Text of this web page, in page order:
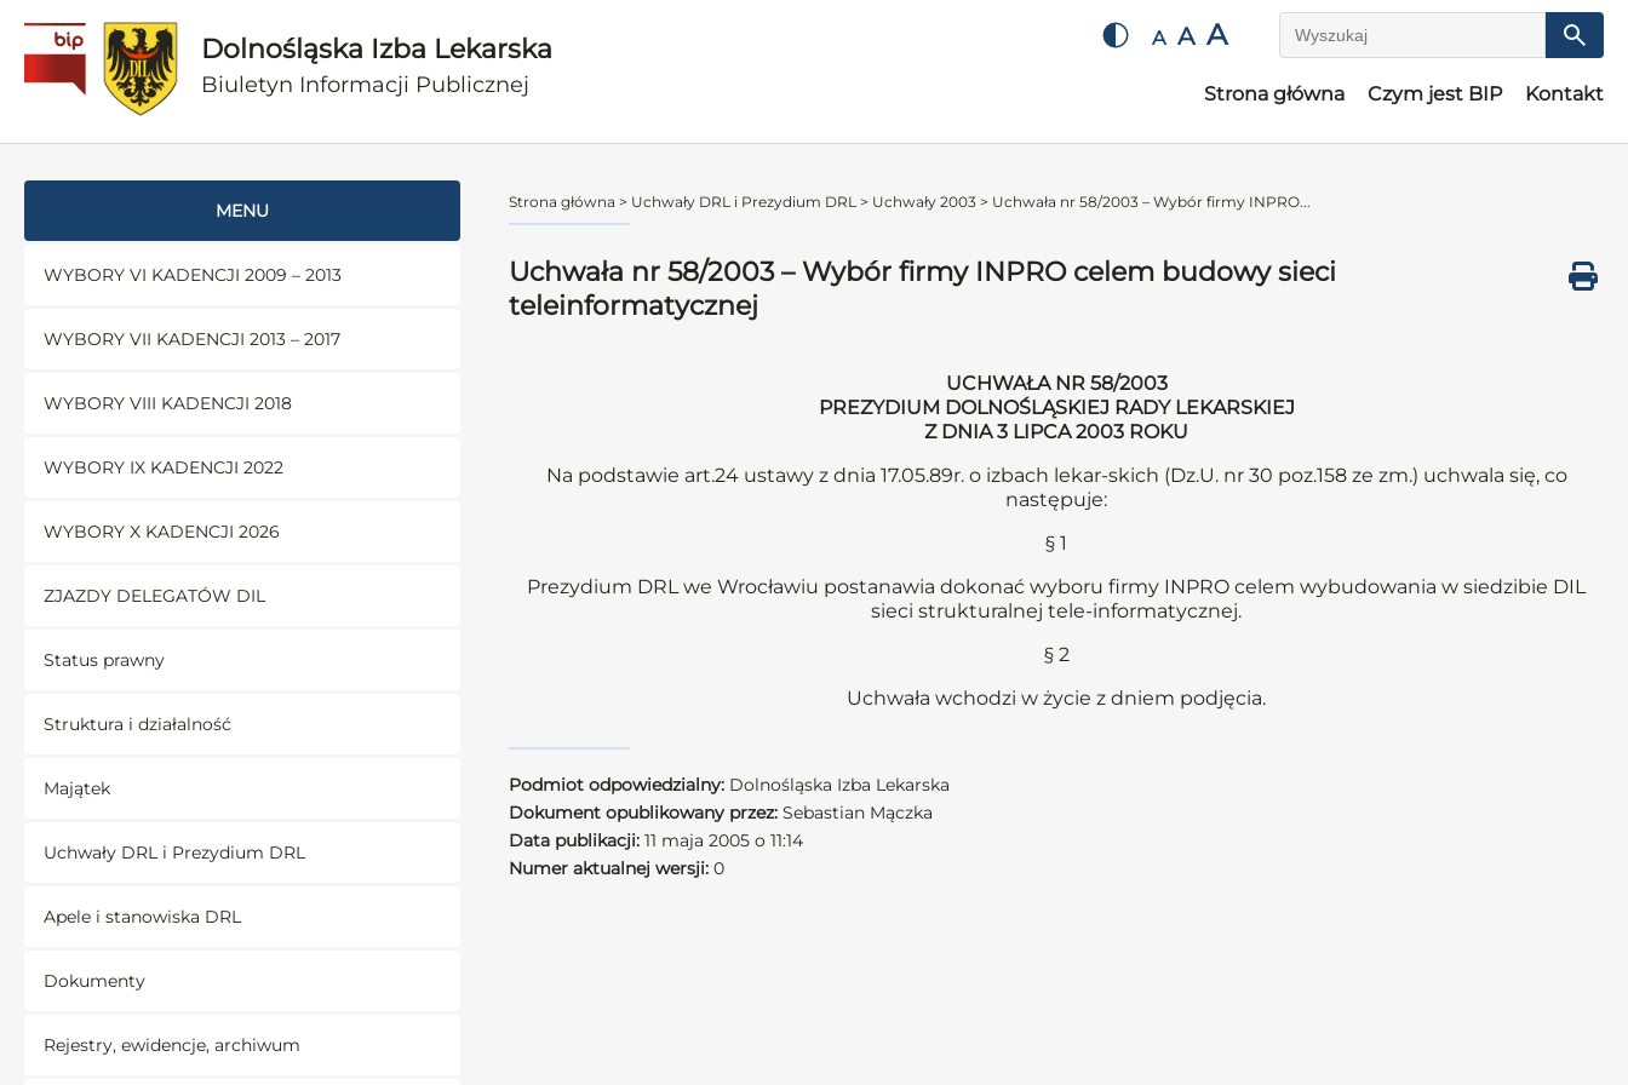
Dolnośląska Izba Lekarska
Biuletyn Informacji Publicznej
A A A Wyszukaj
Strona główna Czym jest BIP Kontakt
MENU
WYBORY VI KADENCJI 2009 – 2013
WYBORY VII KADENCJI 2013 – 2017
WYBORY VIII KADENCJI 2018
WYBORY IX KADENCJI 2022
WYBORY X KADENCJI 2026
ZJAZDY DELEGATÓW DIL
Status prawny
Struktura i działalność
Majątek
Uchwały DRL i Prezydium DRL
Apele i stanowiska DRL
Dokumenty
Rejestry, ewidencje, archiwum
Strona główna > Uchwały DRL i Prezydium DRL > Uchwały 2003 > Uchwała nr 58/2003 – Wybór firmy INPRO...
Uchwała nr 58/2003 – Wybór firmy INPRO celem budowy sieci
teleinformatycznej
UCHWAŁA NR 58/2003
PREZYDIUM DOLNOŚLĄSKIEJ RADY LEKARSKIEJ
Z DNIA 3 LIPCA 2003 ROKU
Na podstawie art.24 ustawy z dnia 17.05.89r. o izbach lekar-skich (Dz.U. nr 30 poz.158 ze zm.) uchwala się, co
następuje:
§ 1
Prezydium DRL we Wrocławiu postanawia dokonać wyboru firmy INPRO celem wybudowania w siedzibie DIL
sieci strukturalnej tele-informatycznej.
§ 2
Uchwała wchodzi w życie z dniem podjęcia.
Podmiot odpowiedzialny: Dolnośląska Izba Lekarska
Dokument opublikowany przez: Sebastian Mączka
Data publikacji: 11 maja 2005 o 11:14
Numer aktualnej wersji: 0